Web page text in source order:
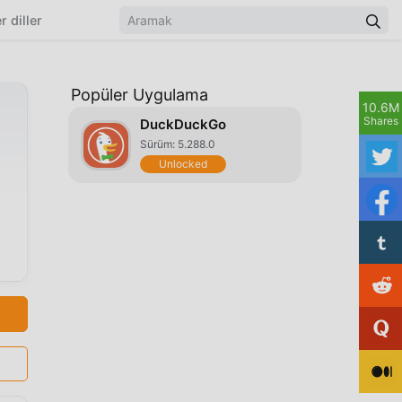
diller
Popüler Uygulama
DuckDuckGo
Sürüm: 5.288.0
Unlocked
10.6M
Shares